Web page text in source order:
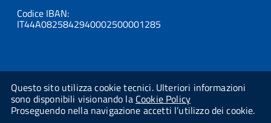
Questo sito utilizza cookie tecnici. Ulteriori informazioni
sono disponibili visionando la Cookie Policy
Proseguendo nella navigazione accetti l’utilizzo dei cookie.
Codice IBAN:
IT44A0825842940002500001285